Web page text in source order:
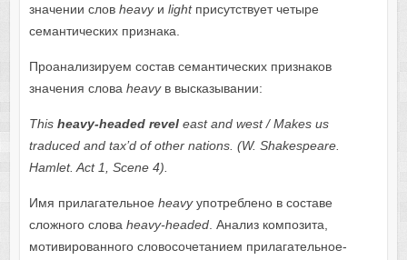
значении слов heavyи light присутствует четыре
семантических признака.
Проанализируем состав семантических признаков
значения слова heavyв высказывании:
This heavy-headed reveleast and west / Makes us
traduced and tax’d of other nations. (W. Shakespeare.
Hamlet. Act 1, Scene 4).
Имя прилагательное heavyупотреблено в составе
сложного слова heavy-headed. Анализ композита,
мотивированного словосочетанием прилагательное-